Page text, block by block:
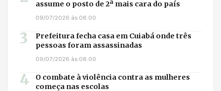
assume o posto de 2ª mais cara do país
09/07/2026 às 08:00
3
Prefeitura fecha casa em Cuiabá onde três
pessoas foram assassinadas
09/07/2026 às 08:00
4
O combate à violência contra as mulheres
começa nas escolas